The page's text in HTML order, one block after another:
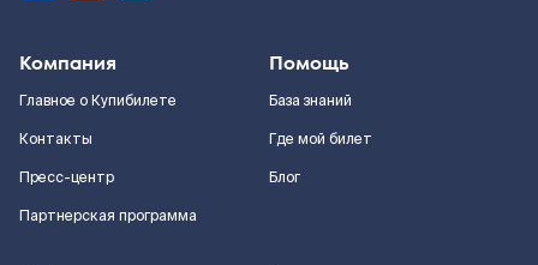
Компания
Главное о Купибилете
Контакты
Пресс-центр
Партнерская программа
Помощь
База знаний
Где мой билет
Блог